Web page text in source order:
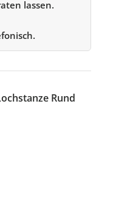
lassen.
Rund